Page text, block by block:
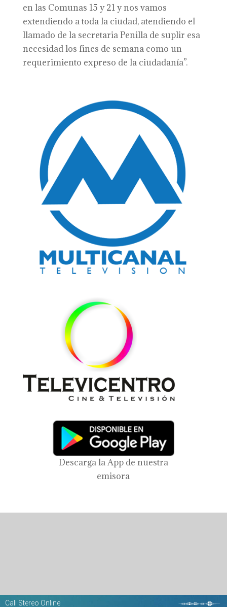
en las Comunas 15 y 21 y nos vamos
extendiendo a toda la ciudad, atendiendo el
llamado de la secretaria Penilla de suplir esa
necesidad los fines de semana como un
requerimiento expreso de la ciudadanía”.
Descarga la App de nuestra
emisora